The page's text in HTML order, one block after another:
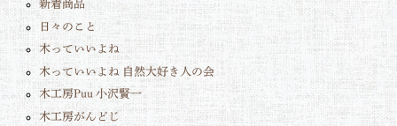
新着商品
日々のこと
木っていいよね
木っていいよね 自然大好き人の会
木工房Puu 小沢賢一
木工房がんどじ